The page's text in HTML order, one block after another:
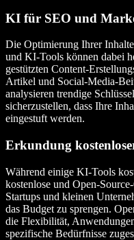
KI für SEO und
Die Optimierung Ihrer
und KI-Tools können dabei
gestützten Content-
Artikel und Social-Media-
analysieren trendige
sicherzustellen, dass Ihre
eingestuft werden.
Erkundung
Während einige KI-Tools
kostenlose und Open-
Startups und kleinen
das Budget zu sprengen.
die Flexibilität,
spezifische Bedürfnisse